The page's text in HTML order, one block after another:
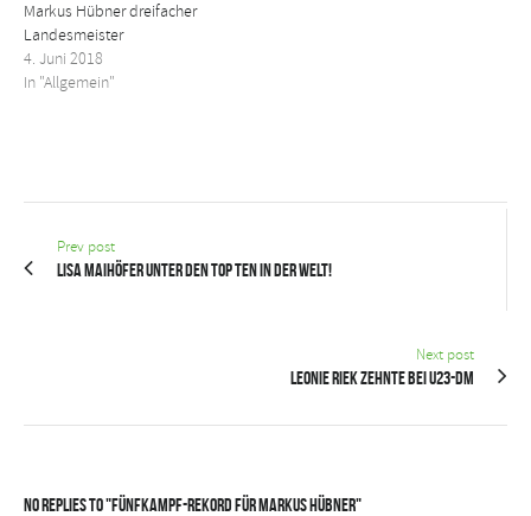
Markus Hübner dreifacher
Landesmeister
4. Juni 2018
In "Allgemein"
Prev post
Lisa Maihöfer unter den Top Ten in der Welt!
Next post
Leonie Riek Zehnte bei U23-DM
No Replies to "Fünfkampf-Rekord für Markus Hübner"